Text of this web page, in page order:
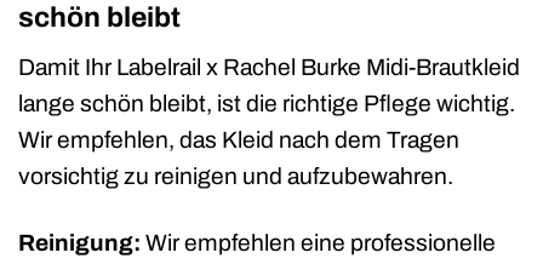
schön bleibt
Damit Ihr Labelrail x Rachel Burke Midi-Brautkleid
lange schön bleibt, ist die richtige Pflege wichtig.
Wir empfehlen, das Kleid nach dem Tragen
vorsichtig zu reinigen und aufzubewahren.
Reinigung: Wir empfehlen eine professionelle